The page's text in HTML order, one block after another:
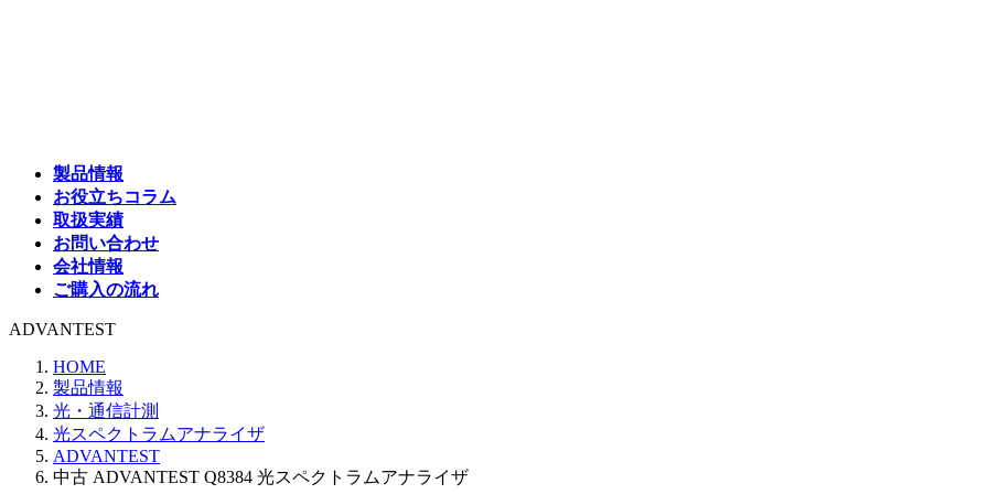
製品情報
お役立ちコラム
取扱実績
お問い合わせ
会社情報
ご購入の流れ
ADVANTEST
HOME
製品情報
光・通信計測
光スペクトラムアナライザ
ADVANTEST
中古 ADVANTEST Q8384 光スペクトラムアナライザ